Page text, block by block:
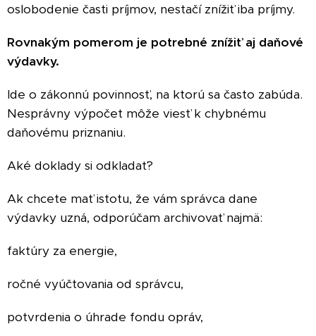
oslobodenie časti príjmov, nestačí znížiť iba príjmy.
Rovnakým pomerom je potrebné znížiť aj daňové
výdavky.
Ide o zákonnú povinnosť, na ktorú sa často zabúda.
Nesprávny výpočet môže viesť k chybnému
daňovému priznaniu.
Aké doklady si odkladať?
Ak chcete mať istotu, že vám správca dane
výdavky uzná, odporúčam archivovať najmä:
faktúry za energie,
ročné vyúčtovania od správcu,
potvrdenia o úhrade fondu opráv,